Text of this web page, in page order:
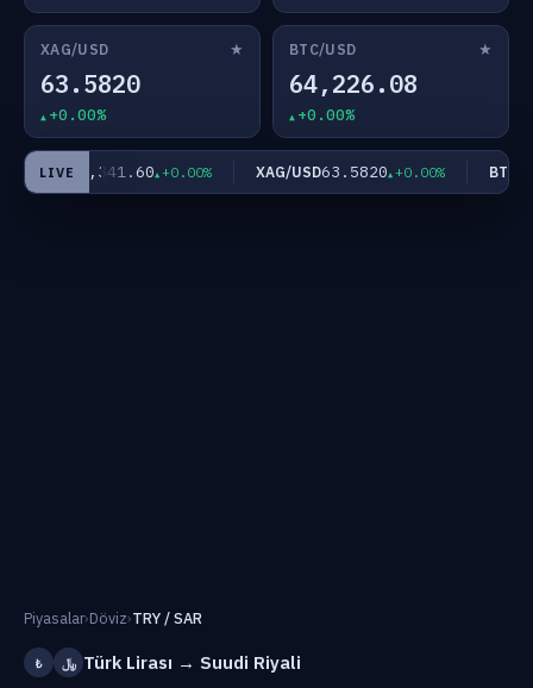
XAG/USD ★
63.5820
+0.00%
BTC/USD ★
64,226.08
+0.00%
LIVE
XAU/USD4,341.60 +0.00% XAG/USD63.5820 +0.00% BTC/
Piyasalar›Döviz›TRY / SAR
₺ ﷼ Türk Lirası → Suudi Riyali